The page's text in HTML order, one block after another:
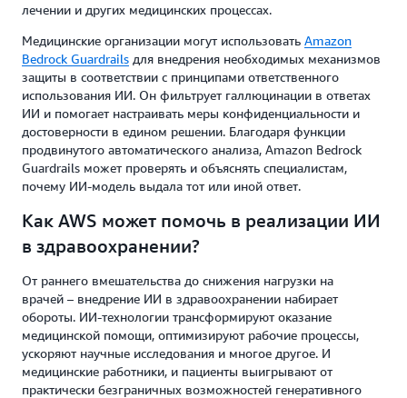
лечении и других медицинских процессах.
Медицинские организации могут использовать Amazon
Bedrock Guardrails для внедрения необходимых механизмов
защиты в соответствии с принципами ответственного
использования ИИ. Он фильтрует галлюцинации в ответах
ИИ и помогает настраивать меры конфиденциальности и
достоверности в едином решении. Благодаря функции
продвинутого автоматического анализа, Amazon Bedrock
Guardrails может проверять и объяснять специалистам,
почему ИИ-модель выдала тот или иной ответ.
Как AWS может помочь в реализации ИИ
в здравоохранении?
От раннего вмешательства до снижения нагрузки на
врачей – внедрение ИИ в здравоохранении набирает
обороты. ИИ-технологии трансформируют оказание
медицинской помощи, оптимизируют рабочие процессы,
ускоряют научные исследования и многое другое. И
медицинские работники, и пациенты выигрывают от
практически безграничных возможностей генеративного